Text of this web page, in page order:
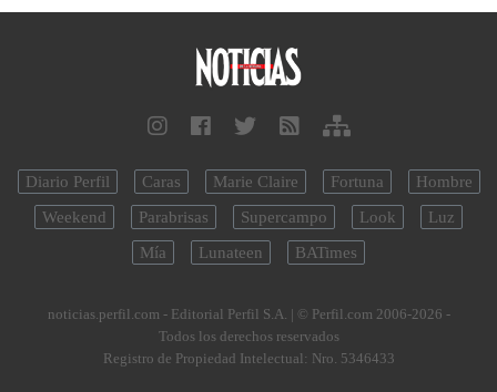
Diario Perfil Caras Marie Claire Fortuna
Hombre
Weekend
Parabrisas Supercampo Look
Luz
Mía
Lunateen BATimes
noticias.perfil.com - Editorial Perfil S.A. | © Perfil.com 2006-2026 -
Todos los derechos reservados
Registro de Propiedad Intelectual: Nro. 5346433